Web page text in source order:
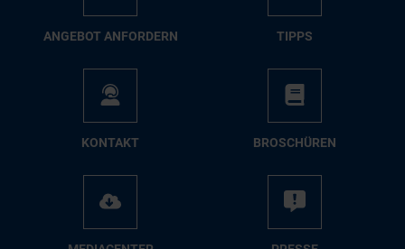
AN­GE­BOT AN­FOR­DERN TIPPS
KON­TAKT BRO­SCHÜ­REN